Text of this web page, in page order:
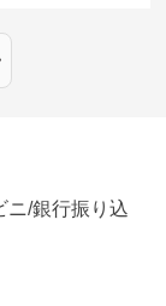
ニ/銀行振り込